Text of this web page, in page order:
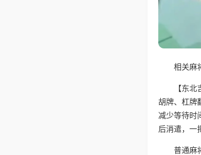
相关麻
【东
胡牌、杠牌
减少等待时
后消遣，一
普通麻